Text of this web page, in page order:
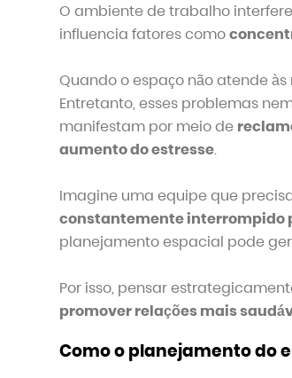
O ambiente de trabalho
influencia fatores como
Quando o espaço não atende
Entretanto, esses problemas
manifestam por meio de
aumento do estresse.
Imagine uma equipe que
constantemente interrompido
planejamento espacial pode
Por isso, pensar
promover relações mais
Como o planejamento do